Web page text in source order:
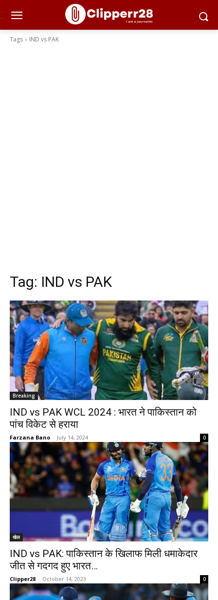
Tags IND vs PAK
Tag: IND vs PAK
Breaking
IND vs PAK WCL 2024 : भारत ने पाकिस्तान को
पांच विकेट से हराया
Farzana Bano - July 14, 2024 0
खेल
IND vs PAK: पाकिस्तान के खिलाफ मिली धमाकेदार
जीत से गदगद हुए भारत…
Clipper28 - October 14, 2023 0